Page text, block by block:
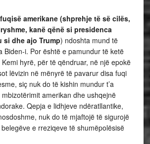
amerikane (shprehje të së cilës,
kanë qënë si presidenca
si dhe ajo Trump) ndoshta mund të
Biden-i. Por është e pamundur të ketë
hyrë, për të qëndruar, në një epokë
lëvizin në mënyrë të pavarur disa fuqi
siç nuk do të kishin mundur t’a
mbizotërimit amerikan dhe ushqejnë
Qepja e lidhjeve ndëratllantike,
nuk do të mjaftojë të sigurojë
e rreziqeve të shumëpolësisë